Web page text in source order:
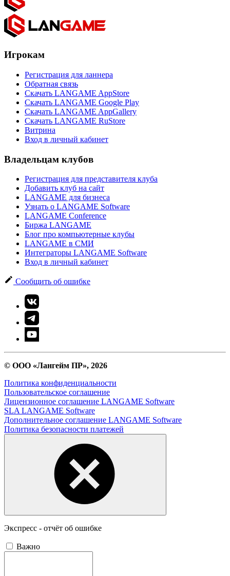
Игрокам
Регистрация для ланнера
Обратная связь
Скачать LANGAME AppStore
Скачать LANGAME Google Play
Скачать LANGAME AppGallery
Скачать LANGAME RuStore
Витрина
Вход в личный кабинет
Владельцам клубов
Регистрация для представителя клуба
Добавить клуб на сайт
LANGAME для бизнеса
Узнать о LANGAME Software
LANGAME Conference
Биржа LANGAME
Блог про компьютерные клубы
LANGAME в СМИ
Интеграторы LANGAME Software
Вход в личный кабинет
Сообщить об ошибке
© ООО «Лангейм ПР», 2026
Политика конфиденциальности
Пользовательское соглашение
Лицензионное соглашение LANGAME Software
SLA LANGAME Software
Дополнительное соглашение LANGAME Software
Политика безопасности платежей
Экспресс - отчёт об ошибке
Важно